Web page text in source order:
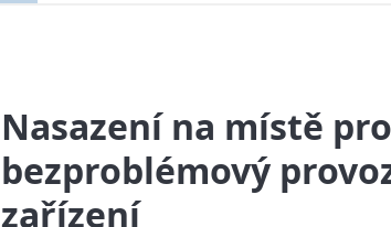
Nasazení na místě pro
bezproblémový
zařízení